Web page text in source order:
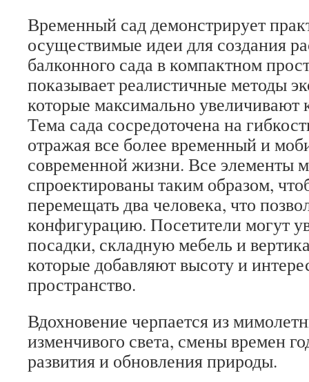
Временный сад демонстрирует
осуществимые идеи для создания
балконного сада в компактном
показывает реалистичные методы
которые максимально увеличивают
Тема сада сосредоточена на
отражая все более временный и
современной жизни. Все элементы
спроектированы таким образом,
перемещать два человека, что
конфигурацию. Посетители могут
посадки, складную мебель и
которые добавляют высоту и
пространство.
Вдохновение черпается из
изменчивого света, смены времен
развития и обновления природы.